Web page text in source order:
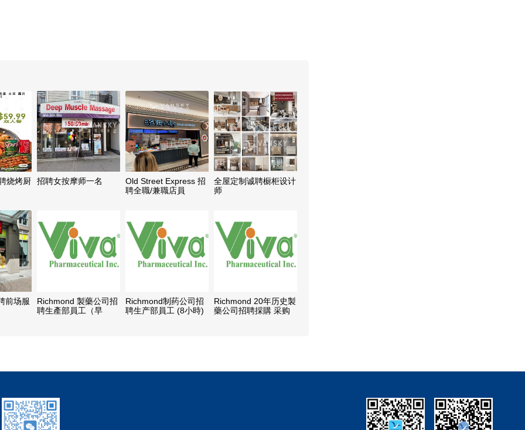
烧烤厨 招聘女按摩师一名
Old Street Express 招
聘全職/兼職店員
全屋定制诚聘橱柜设计
师
前场服
Richmond 製藥公司招
聘生產部員工（早
Richmond制药公司招
聘生产部員工 (8小時)
Richmond 20年历史製
藥公司招聘採購 采购